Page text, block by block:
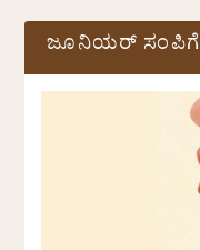
ಜೂನಿಯರ್ ಸಂಪಿಗೆ